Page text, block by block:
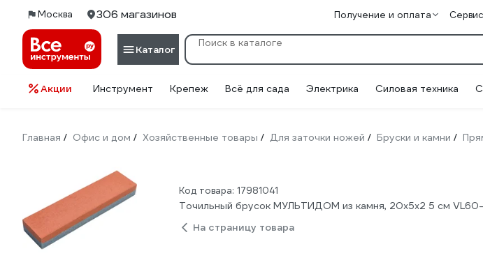
Москва 306 магазинов Получение и оплата
Каталог
Акции Инструмент Крепеж Всё для сада Электрика Силовая техника
Главная / Офис и дом / Хозяйственные товары / Для заточки ножей / Бруски и камни /
Код товара: 17981041
Точильный брусок МУЛЬТИДОМ из камня, 20х5х2 5 см
На страницу товара